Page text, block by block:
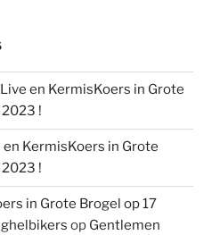
en KermisKoers in Grote
!
en KermisKoers in Grote
!
in Grote Brogel op 17
op Gentlemen